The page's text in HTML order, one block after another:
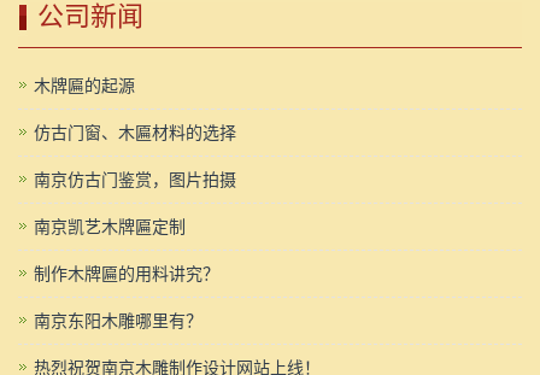
公司新闻
木牌匾的起源
仿古门窗、木匾材料的选择
南京仿古门鉴赏，图片拍摄
南京凯艺木牌匾定制
制作木牌匾的用料讲究？
南京东阳木雕哪里有？
热烈祝贺南京木雕制作设计网站上线！